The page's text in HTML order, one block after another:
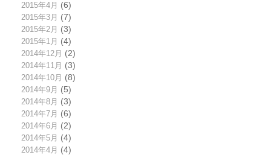
2015年4月 (6)
2015年3月 (7)
2015年2月 (3)
2015年1月 (4)
2014年12月 (2)
2014年11月 (3)
2014年10月 (8)
2014年9月 (5)
2014年8月 (3)
2014年7月 (6)
2014年6月 (2)
2014年5月 (4)
2014年4月 (4)